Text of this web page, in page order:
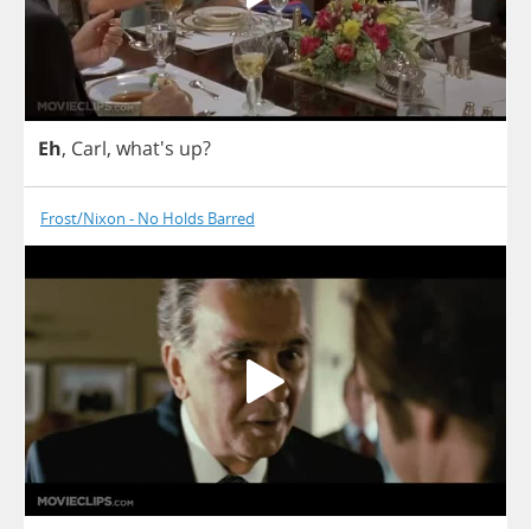
Eh, Carl, what's up?
Frost/Nixon - No Holds Barred